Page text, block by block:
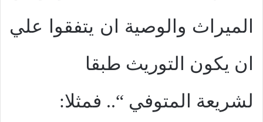
الميراث والوصية ان يتفقوا علي
ان يكون التوريث طبقا
لشريعة المتوفي “.. فمثلا: